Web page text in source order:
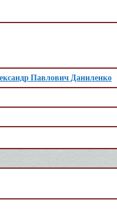
Павлович Даниленко